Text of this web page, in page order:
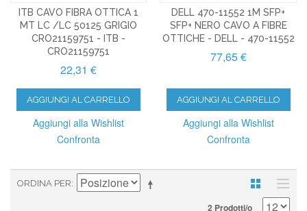
ITB CAVO FIBRA OTTICA 1
MT LC /LC 50125 GRIGIO
CRO21159751 - ITB -
CRO21159751
22,31 €
AGGIUNGI AL CARRELLO
Aggiungi alla Wishlist
Confronta
DELL 470-11552 1M SFP+
SFP+ NERO CAVO A FIBRE
OTTICHE - DELL - 470-11552
77,65 €
AGGIUNGI AL CARRELLO
Aggiungi alla Wishlist
Confronta
ORDINA PER
2 Prodotti/o